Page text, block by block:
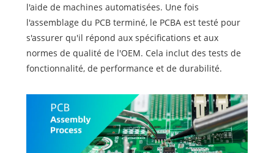
l'aide de machines automatisées. Une fois
l'assemblage du PCB terminé, le PCBA est testé pour
s'assurer qu'il répond aux spécifications et aux
normes de qualité de l'OEM. Cela inclut des tests de
fonctionnalité, de performance et de durabilité.